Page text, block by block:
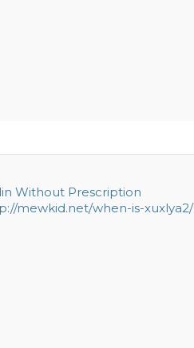
Without Prescription
mewkid.net/when-is-xuxlya2/